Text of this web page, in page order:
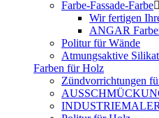
Farbe-Fassade-Farbe
Wir fertigen
ANGAR
Politur für Wände
Atmungsaktive
Farben für Holz
Zündvorrichtungen